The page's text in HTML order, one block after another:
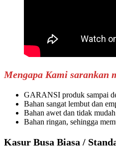
Mengapa Kami sarankan
GARANSI produk sampai
Bahan sangat lembut dan
Bahan awet dan tidak
Bahan ringan, sehingga
Kasur Busa Biasa /